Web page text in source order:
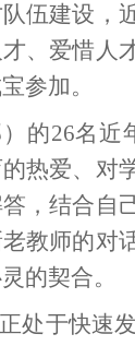
伍建设，
、爱惜人
参加。
的26名
热爱、对
，结合自
教师的对
的契合。
处于快速